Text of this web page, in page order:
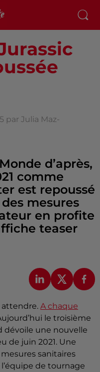
par Julia Maz-
d’après,
comme
est repoussé
mesures
en profite
teaser
attendre. A chaque
le troisième
dévoile une nouvelle
de juin 2021. Une
sanitaires
de tournage